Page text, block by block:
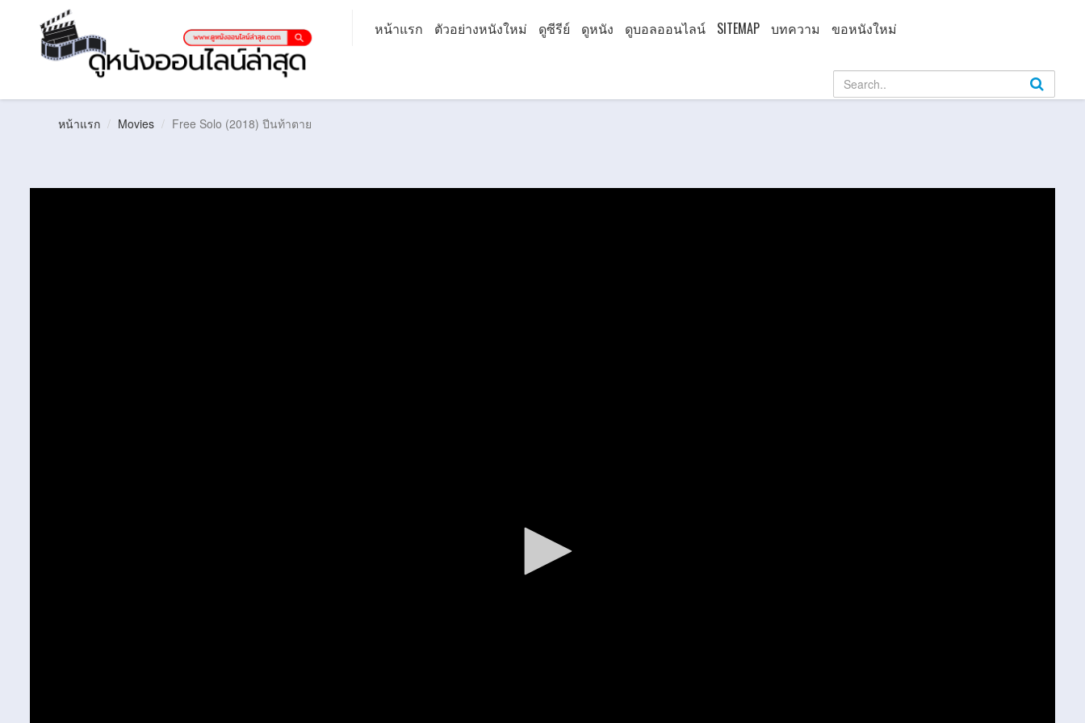
หน้าแรก ตัวอย่างหนังใหม่ ดูซีรีย์ ดูหนัง ดูบอลออนไลน์ SITEMAP บทความ ขอหนังใหม่
หน้าแรก Movies Free Solo (2018) ปีนท้าตาย